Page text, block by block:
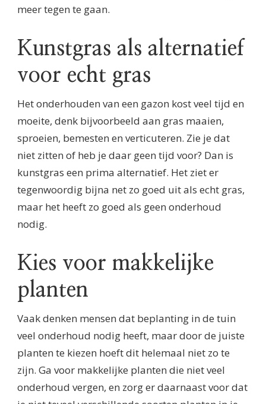
meer tegen te gaan.
Kunstgras als alternatief
voor echt gras
Het onderhouden van een gazon kost veel tijd en
moeite, denk bijvoorbeeld aan gras maaien,
sproeien, bemesten en verticuteren. Zie je dat
niet zitten of heb je daar geen tijd voor? Dan is
kunstgras een prima alternatief. Het ziet er
tegenwoordig bijna net zo goed uit als echt gras,
maar het heeft zo goed als geen onderhoud
nodig.
Kies voor makkelijke
planten
Vaak denken mensen dat beplanting in de tuin
veel onderhoud nodig heeft, maar door de juiste
planten te kiezen hoeft dit helemaal niet zo te
zijn. Ga voor makkelijke planten die niet veel
onderhoud vergen, en zorg er daarnaast voor dat